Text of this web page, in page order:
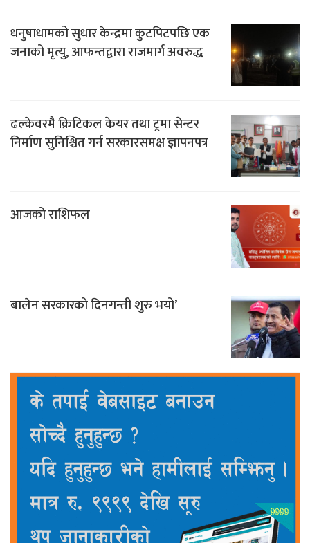
धनुषाधामको सुधार केन्द्रमा कुटपिटपछि एक
जनाको मृत्यु, आफन्तद्वारा राजमार्ग अवरुद्ध
ढल्केवरमै क्रिटिकल केयर तथा ट्रमा सेन्टर
निर्माण सुनिश्चित गर्न सरकारसमक्ष ज्ञापनपत्र
आजको राशिफल
बालेन सरकारको दिनगन्ती शुरु भयो’